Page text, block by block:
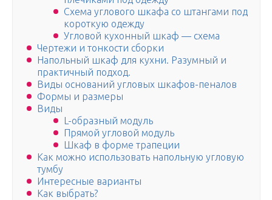
Схема углового шкафа со штангами под
короткую одежду
Угловой кухонный шкаф — схема
Чертежи и тонкости сборки
Напольный шкаф для кухни. Разумный и
практичный подход.
Виды оснований угловых шкафов-пеналов
Формы и размеры
Виды
L-образный модуль
Прямой угловой модуль
Шкаф в форме трапеции
Как можно использовать напольную угловую
тумбу
Интересные варианты
Как выбрать?